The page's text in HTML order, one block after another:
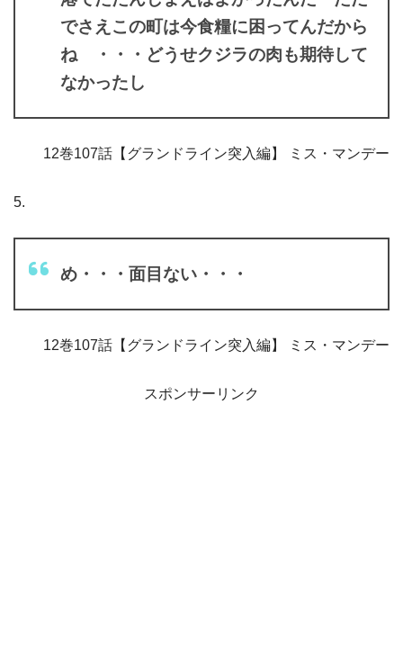
でさえこの町は今食糧に困ってんだから
ね ・・・どうせクジラの肉も期待して
なかったし
12巻107話【グランドライン突入編】 ミス・マンデー
5.
め・・・面目ない・・・
12巻107話【グランドライン突入編】 ミス・マンデー
スポンサーリンク